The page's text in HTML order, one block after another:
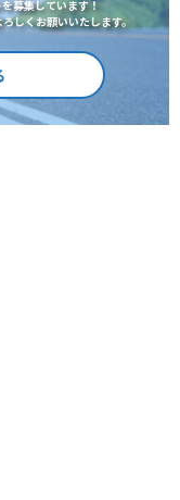
募集しています！
しくお願いいたします。